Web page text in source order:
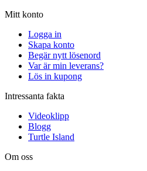
Mitt konto
Logga in
Skapa konto
Begär nytt lösenord
Var är min leverans?
Lös in kupong
Intressanta fakta
Videoklipp
Blogg
Turtle Island
Om oss